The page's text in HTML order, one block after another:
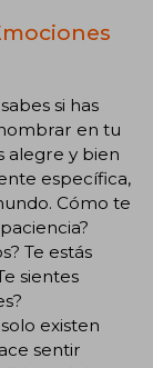
si has
en tu
alegre y bien
específica,
Cómo te
Te estás
sientes
existen
sentir